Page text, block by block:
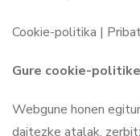
Cookie-politika |
Gure cookie-
Webgune honen
daitezke atalak,